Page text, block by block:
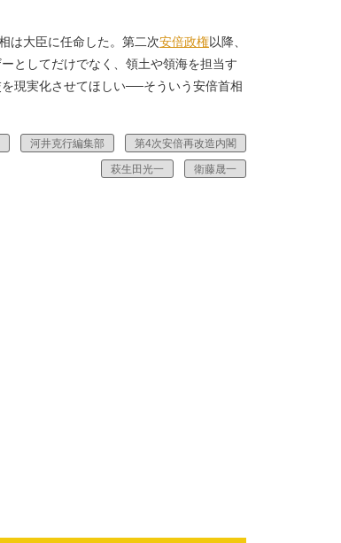
は大臣に任命した。第二次安倍政権以降、
としてだけでなく、領土や領海を担当す
現実化させてほしい──そういう安倍首相
河井克行編集部 第4次安倍再改造内閣
萩生田光一 衛藤晟一